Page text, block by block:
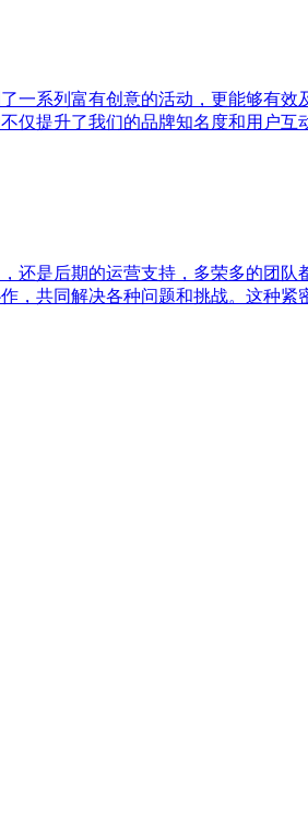
一系列富有创意的活动，更能够有
提升了我们的品牌知名度和用户
是后期的运营支持，多荣多的团
共同解决各种问题和挑战。这种紧